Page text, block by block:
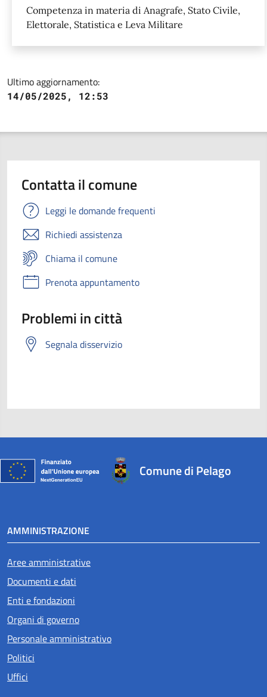
Competenza in materia di Anagrafe, Stato Civile,
Elettorale, Statistica e Leva Militare
Ultimo aggiornamento:
14/05/2025, 12:53
Contatta il comune
Leggi le domande frequenti
Richiedi assistenza
Chiama il comune
Prenota appuntamento
Problemi in città
Segnala disservizio
Comune di Pelago
AMMINISTRAZIONE
Aree amministrative
Documenti e dati
Enti e fondazioni
Organi di governo
Personale amministrativo
Politici
Uffici